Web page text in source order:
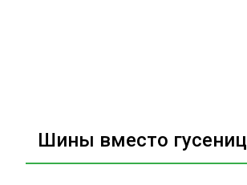
Шины вместо гусениц